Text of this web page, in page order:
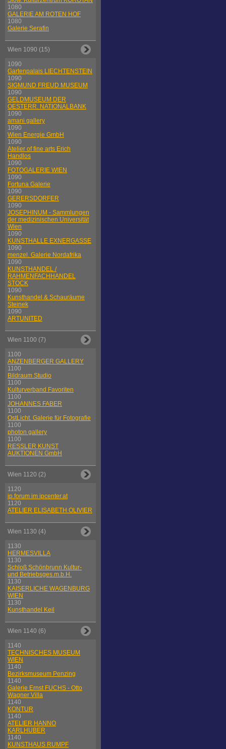
1080
GALERIE AM ROTEN HOF
1080
Galerie Serafin
Wien 1090 (15)
1090
Gartenpalais LIECHTENSTEIN
1090
SIGMUND FREUD MUSEUM
1090
GELDMUSEUM DER
OESTERR. NATIONALBANK
1090
amani gallery
1090
Wien Energie GmbH
1090
Atelier of fine arts Erich
Handlos
1090
FOTOGALERIE WIEN
1090
Fortuna Galerie
1090
GERERSDORFER
1090
JOSEPHINUM - Sammlungen
der medizinischen Universität
Wien
1090
KUNSTHALLE EXNERGASSE
1090
menzel. Galerie Nordafrika
1090
KUNSTHANDEL /
RAHMENFACHHANDEL
STOCK
1090
Kunsthandel & Schauräume
Steinek
1090
ARTUNITED
Wien 1100 (7)
1100
ANZENBERGER GALLERY
1100
Bildraum Studio
1100
Kulturverband Favoriten
1100
JOHANNES FABER
1100
OstLicht. Galerie für Fotografie
1100
photon gallery
1100
RESSLER KUNST
AUKTIONEN GmbH
Wien 1120 (2)
1120
ip.forum im ipcenter.at
1120
ATELIER ELISABETH OLIVIER
Wien 1130 (4)
1130
HERMESVILLA
1130
Schloß Schönbrunn Kultur-
und Betriebsges.m.b.H.
1130
KAISERLICHE WAGENBURG
WIEN
1130
Kunsthandel Keil
Wien 1140 (6)
1140
TECHNISCHES MUSEUM
WIEN
1140
Bezirksmuseum Penzing
1140
Galerie Ernst FUCHS - Otto
Wagner Villa
1140
KONTUR
1140
ATELIER HANNO
KARLHUBER
1140
KUNSTHAUS RUMPF